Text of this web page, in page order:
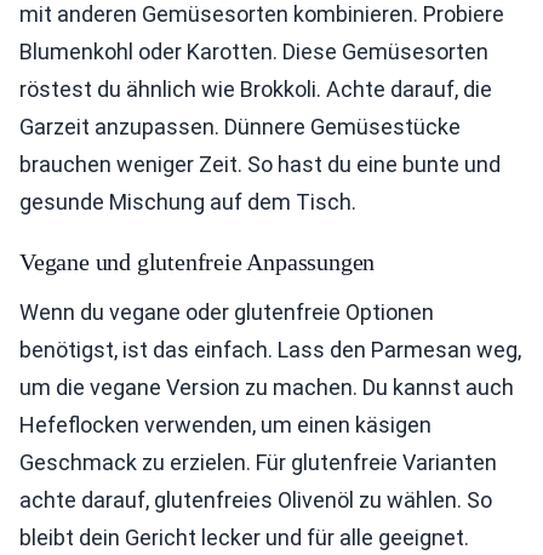
mit anderen Gemüsesorten kombinieren. Probiere
Blumenkohl oder Karotten. Diese Gemüsesorten
röstest du ähnlich wie Brokkoli. Achte darauf, die
Garzeit anzupassen. Dünnere Gemüsestücke
brauchen weniger Zeit. So hast du eine bunte und
gesunde Mischung auf dem Tisch.
Vegane und glutenfreie Anpassungen
Wenn du vegane oder glutenfreie Optionen
benötigst, ist das einfach. Lass den Parmesan weg,
um die vegane Version zu machen. Du kannst auch
Hefeflocken verwenden, um einen käsigen
Geschmack zu erzielen. Für glutenfreie Varianten
achte darauf, glutenfreies Olivenöl zu wählen. So
bleibt dein Gericht lecker und für alle geeignet.